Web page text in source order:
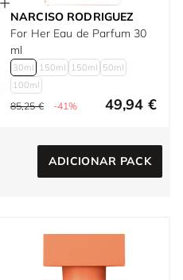
NARCISO RODRIGUEZ
For Her Eau de Parfum 30
ml
30ml 150ml 150ml 50ml
100ml
85,25 € -41% 49,94 €
ADICIONAR PACK